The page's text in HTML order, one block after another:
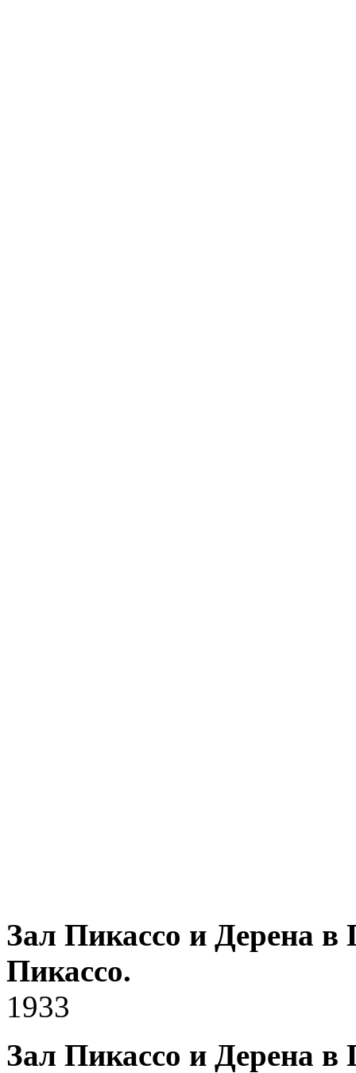
Зал Пикассо и Дерена
Пикассо.
1933
Зал Пикассо и Дерена